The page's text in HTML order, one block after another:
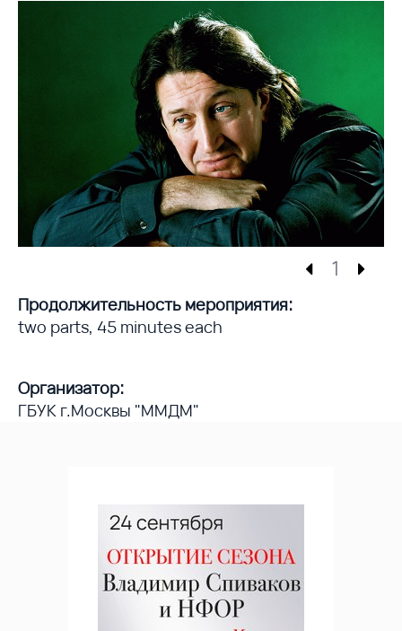
1
Продолжительность мероприятия:
two parts, 45 minutes each
Организатор:
ГБУК г.Москвы "ММДМ"